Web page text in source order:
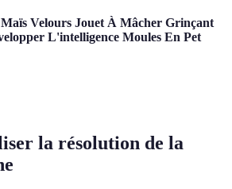
Velours Jouet À Mâcher Grinçant
L'intelligence Moules En Pet
la résolution de la